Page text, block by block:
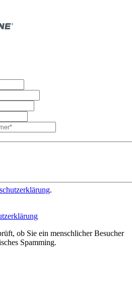
.
ob Sie ein menschlicher Besucher
Spamming.